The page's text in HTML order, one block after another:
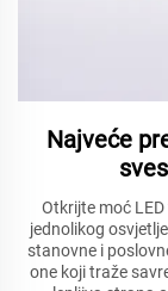
Najveće
Otkrijte moć
jednolikog
stanovne i
one koji traže